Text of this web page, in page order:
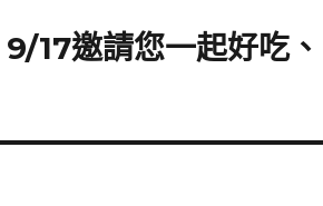
17邀請您一起好吃、